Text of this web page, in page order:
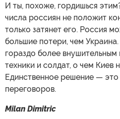
И ты, похоже, гордишься
числа россиян не положит
только затянет его. Россия
большие потери, чем
гораздо более
техники и солдат, о чем Киев
Единственное решение —
переговоров.
Milan Dimitric